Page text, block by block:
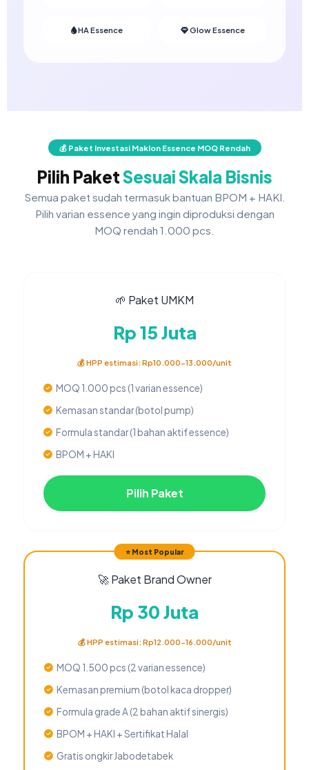
HA Essence Glow Essence
💰 Paket Investasi Maklon Essence MOQ Rendah
Pilih PaketSesuai Skala Bisnis
Semua paket sudah termasuk bantuan BPOM + HAKI.
Pilih varian essence yang ingin diproduksi dengan
MOQ rendah 1.000 pcs.
🌱 Paket UMKM
Rp 15 Juta
💰 HPP estimasi: Rp10.000-13.000/unit
MOQ 1.000 pcs (1 varian essence)
Kemasan standar (botol pump)
Formula standar (1 bahan aktif essence)
BPOM + HAKI
Pilih Paket
⭐ Most Popular
🚀 Paket Brand Owner
Rp 30 Juta
💰 HPP estimasi: Rp12.000-16.000/unit
MOQ 1.500 pcs (2 varian essence)
Kemasan premium (botol kaca dropper)
Formula grade A (2 bahan aktif sinergis)
BPOM + HAKI + Sertifikat Halal
Gratis ongkir Jabodetabek